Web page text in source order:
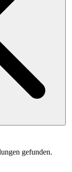
gefunden.